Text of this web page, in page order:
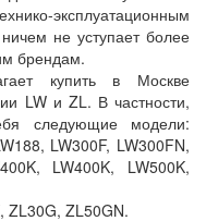
эксплуатационным
ничем не уступает более
брендам.
купить в Москве
LW и ZL. В частности,
следующие модели:
LW300F, LW300FN,
LW400K, LW500K,
ZL30G, ZL50GN.